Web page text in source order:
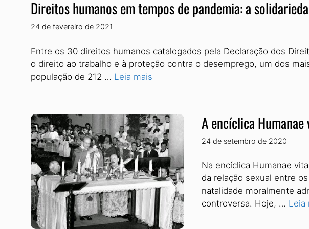
Direitos humanos em tempos de pandemia: a
24 de fevereiro de 2021
Entre os 30 direitos humanos catalogados pela Declaração dos
o direito ao trabalho e à proteção contra o desemprego, um dos
população de 212 … Leia mais
A encíclica
24 de setembro de 2020
Na encíclica Humanae
da relação sexual entre
natalidade moralmente
controversa. Hoje, … Leia